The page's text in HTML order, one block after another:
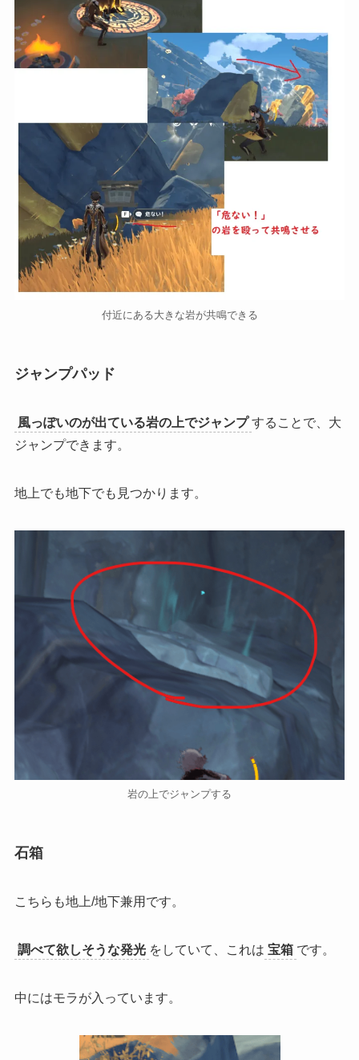
付近にある大きな岩が共鳴できる
ジャンプパッド
風っぽいのが出ている岩の上でジャンプ することで、大
ジャンプできます。
地上でも地下でも見つかります。
岩の上でジャンプする
石箱
こちらも地上/地下兼用です。
調べて欲しそうな発光 をしていて、これは 宝箱 です。
中にはモラが入っています。